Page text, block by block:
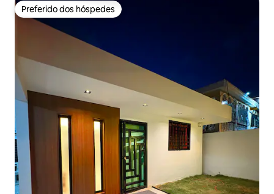
Preferido dos hóspedes
Preferido dos hóspedes